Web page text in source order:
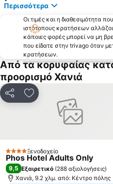
Σούδα
Μουρνιές
Φαλάσαρνα
Χρυσή Ακτή
Ενετικό Λιμάνι
Άγιος Ονούφριος
Ορθή Άμμος
Εκθεσιακό κέντρο Αγιάς Χανίων
Παραλία Μάλεμε
Αγία Ρουμέλη
Τελωνείο
Ταυρωνίτης
Περισσότερα
Οι τιμές και η διαθεσιμότητα
ιστότοπους κρατήσεων
κάποιες φορές μπορεί να μη
που είδατε στην trivago όταν
κρατήσεων.
Από τα κορυφαίας
προορισμό Χανιά
ΚοινοποίησηΠροσθήκη στα
4 ΑστέριαΞενοδοχείο
Phos Hotel Adults Only
9,5 Εξαιρετικό (288 αξιολογήσεις)
Χανιά, 9.2 χλμ. από: Κέντρο πόλης